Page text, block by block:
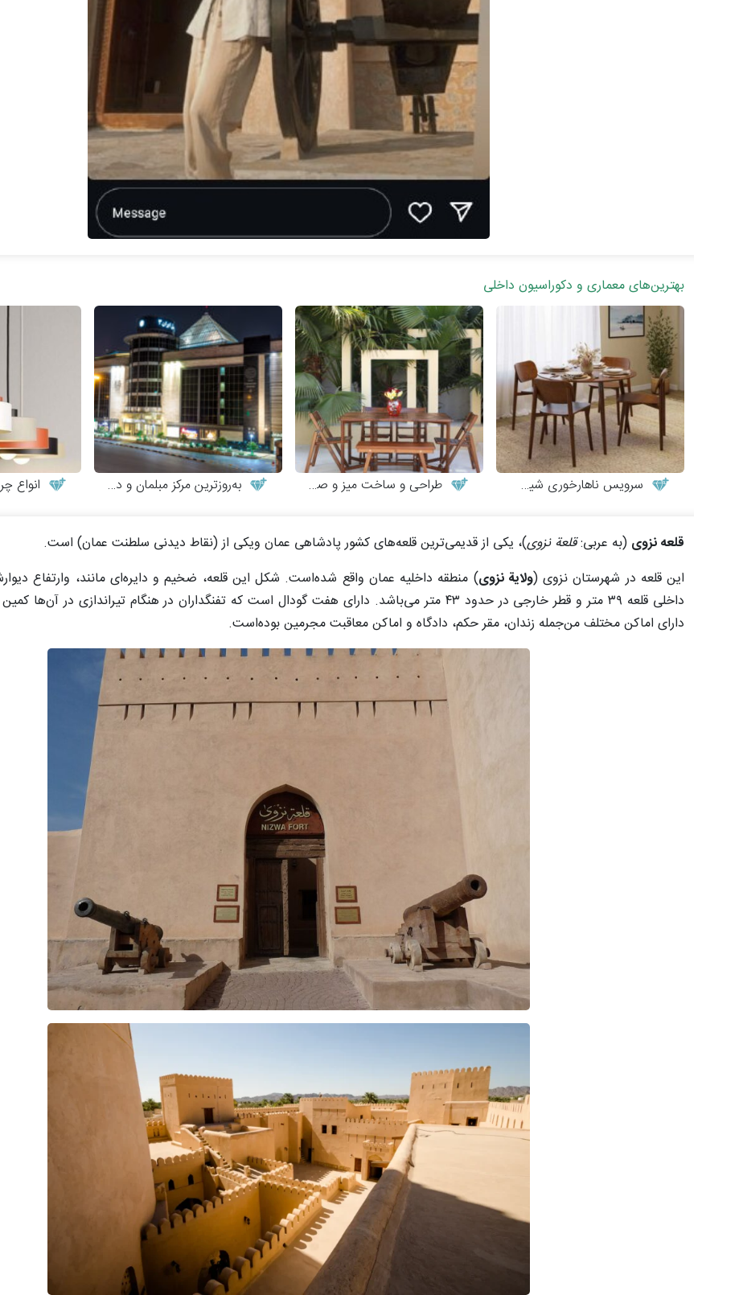
بهترین‌های معماری و دکوراسیون داخلی
سرویس ناهارخوری شیک و مینیمال طراحی و ساخت میز و صندلی چوبی به‌روزترین مرکز مبلمان و دکوراسیون انواع
قلعه نزوی (به عربی:قلعة نزوی)، یکی از قدیمی‌ترین قلعه‌های کشور پادشاهی عمان ویکی از (نقاط دیدنی سلطنت عمان) است.
این قلعه در شهرستان نزوی (ولایة نزوی
داخلی قلعه ۳۹ متر و قطر خارجی در حدود ۴۳ متر می‌باشد. دارای هفت گودال است که تفنگداران در هنگام تیراندازی در
دارای اماکن مختلف من‌جمله زندان، مقر حکم، دادگاه و اماکن معاقبت مجرمین بوده‌است.